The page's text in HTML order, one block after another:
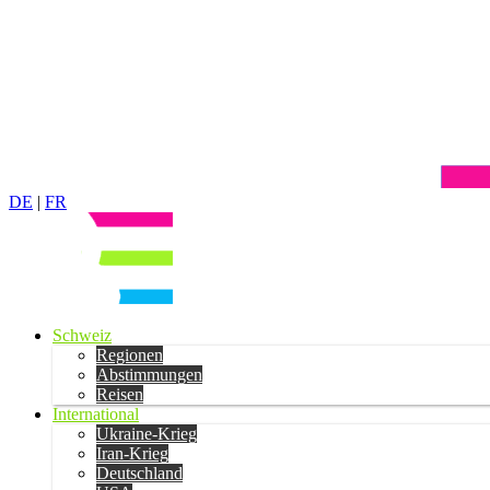
DE | FR
Schweiz
Regionen
Abstimmungen
Reisen
International
Ukraine-Krieg
Iran-Krieg
Deutschland